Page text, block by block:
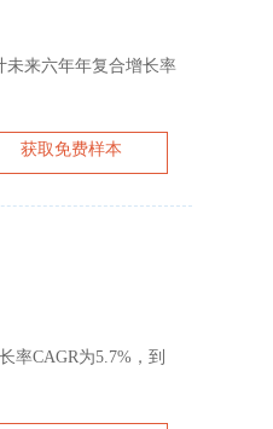
未来六年年复合增长率
获取免费样本
率CAGR为5.7%，到